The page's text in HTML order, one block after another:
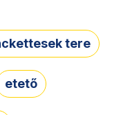
tere
etető